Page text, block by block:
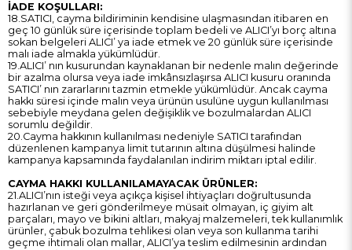
İADE KOŞULLARI:
18.SATICI, cayma bildiriminin kendisine ulaşmasından itibaren en
geç 10 günlük süre içerisinde toplam bedeli ve ALICI’yı borç altına
sokan belgeleri ALICI’ ya iade etmek ve 20 günlük süre içerisinde
malı iade almakla yükümlüdür.
19.ALICI’ nın kusurundan kaynaklanan bir nedenle malın değerinde
bir azalma olursa veya iade imkânsızlaşırsa ALICI kusuru oranında
SATICI’ nın zararlarını tazmin etmekle yükümlüdür. Ancak cayma
hakkı süresi içinde malın veya ürünün usulüne uygun kullanılması
sebebiyle meydana gelen değişiklik ve bozulmalardan ALICI
sorumlu değildir.
20.Cayma hakkının kullanılması nedeniyle SATICI tarafından
düzenlenen kampanya limit tutarının altına düşülmesi halinde
kampanya kapsamında faydalanılan indirim miktarı iptal edilir.
CAYMA HAKKI KULLANILAMAYACAK ÜRÜNLER:
21.ALICI’nın isteği veya açıkça kişisel ihtiyaçları doğrultusunda
hazırlanan ve geri gönderilmeye müsait olmayan, iç giyim alt
parçaları, mayo ve bikini altları, makyaj malzemeleri, tek kullanımlık
ürünler, çabuk bozulma tehlikesi olan veya son kullanma tarihi
geçme ihtimali olan mallar, ALICI’ya teslim edilmesinin ardından